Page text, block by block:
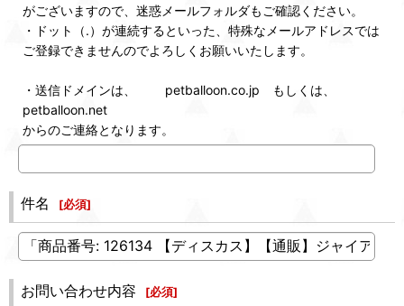
がございますので、迷惑メールフォルダもご確認ください。
・ドット（.）が連続するといった、特殊なメールアドレスでは
ご登録できませんのでよろしくお願いいたします。
・送信ドメインは、 petballoon.co.jp もしくは、
petballoon.net
からのご連絡となります。
件名 [必須]
お問い合わせ内容 [必須]